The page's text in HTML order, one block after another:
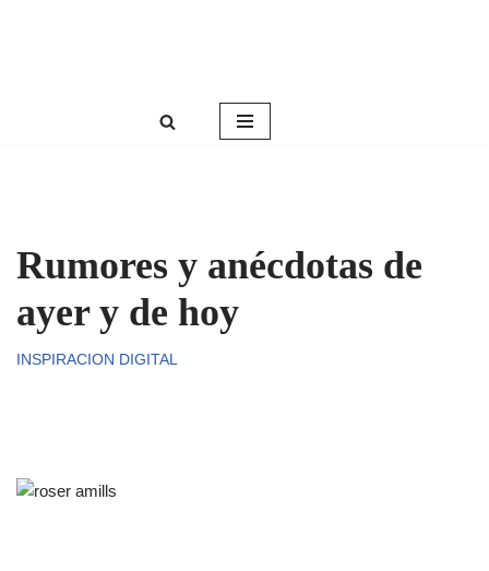
Rumores y anécdotas de
ayer y de hoy
INSPIRACION DIGITAL